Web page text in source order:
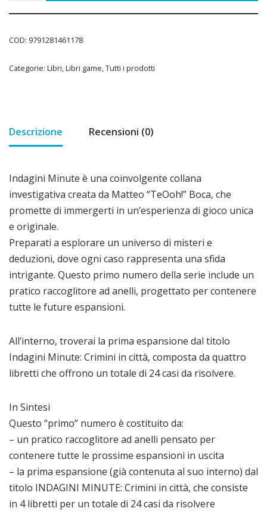
COD: 9791281461178
Categorie: Libri,Libri game,Tutti i prodotti
Descrizione Recensioni (0)
Indagini Minute è una coinvolgente collana
investigativa creata da Matteo “TeOoh!” Boca, che
promette di immergerti in un’esperienza di gioco unica
e originale.
Preparati a esplorare un universo di misteri e
deduzioni, dove ogni caso rappresenta una sfida
intrigante. Questo primo numero della serie include un
pratico raccoglitore ad anelli, progettato per contenere
tutte le future espansioni.
All’interno, troverai la prima espansione dal titolo
Indagini Minute: Crimini in città, composta da quattro
libretti che offrono un totale di 24 casi da risolvere.
In Sintesi
Questo “primo” numero è costituito da:
– un pratico raccoglitore ad anelli pensato per
contenere tutte le prossime espansioni in uscita
– la prima espansione (già contenuta al suo interno) dal
titolo INDAGINI MINUTE: Crimini in città, che consiste
in 4 libretti per un totale di 24 casi da risolvere